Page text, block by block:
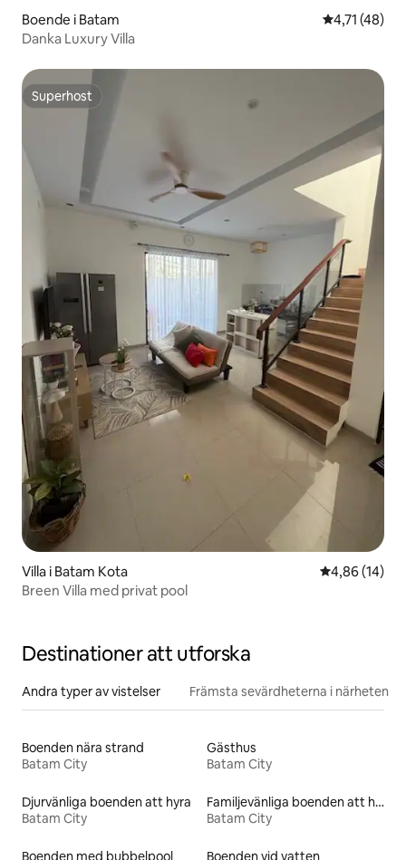
Boende i Batam 4,71 av 5 i
4,71 (48)
Danka Luxury Villa
Superhost
Superhost
Villa i Batam Kota 4,86 av 5 i
4,86 (14)
Breen Villa med privat pool
Destinationer att utforska
Andra typer av vistelser Främsta sevärdheterna i närheten
Boenden nära strand
Batam City
Gästhus
Batam City
Djurvänliga boenden att hyra
Batam City
Familjevänliga boenden att hyra
Batam City
Boenden med bubbelpool
Boenden vid vatten